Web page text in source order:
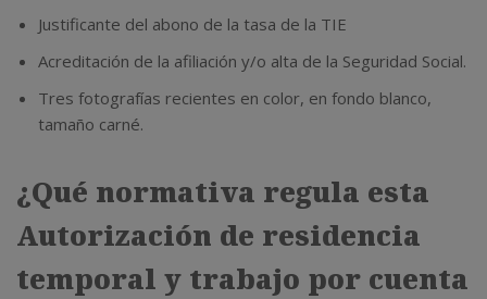
Justificante del abono de la tasa de la TIE
Acreditación de la afiliación y/o alta de la Seguridad Social.
Tres fotografías recientes en color, en fondo blanco,
tamaño carné.
¿Qué normativa regula esta
Autorización de residencia
temporal y trabajo por cuenta